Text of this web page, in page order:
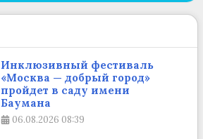
Инклюзивный фестиваль
«Москва — добрый город»
пройдет в саду имени
Баумана
06.08.2026 08:39